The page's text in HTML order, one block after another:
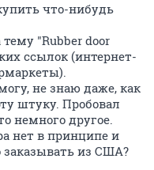
что-нибудь
"Rubber door
ссылок (интернет-
не знаю даже, как
штуку. Пробовал
немного другое.
нет в принципе и
из США?